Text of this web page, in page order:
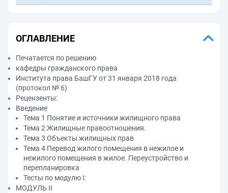
ОГЛАВЛЕНИЕ
Печатается по решению
кафедры гражданского права
Института права БашГУ от 31 января 2018 года
(протокол № 6)
Рецензенты:
Введение
Тема 1 Понятие и источники жилищного права
Тема 2 Жилищные правоотношения.
Тема 3 Объекты жилищных прав
Тема 4 Перевод жилого помещения в нежилое и
нежилого помещения в жилое. Переустройство и
перепланировка
Тесты по модулю I:
МОДУЛЬ II